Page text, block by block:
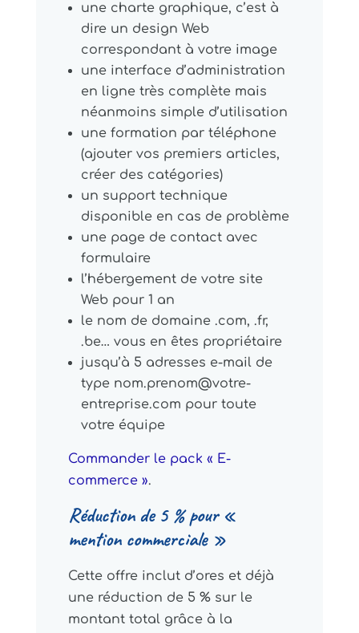
une charte graphique, c’est à
dire un design Web
correspondant à votre image
une interface d’administration
en ligne très complète mais
néanmoins simple d’utilisation
une formation par téléphone
(ajouter vos premiers articles,
créer des catégories)
un support technique
disponible en cas de problème
une page de contact avec
formulaire
l’hébergement de votre site
Web pour 1 an
le nom de domaine .com, .fr,
.be… vous en êtes propriétaire
jusqu’à 5 adresses e-mail de
type nom.prenom@votre-
entreprise.com pour toute
votre équipe
Commander le pack « E-
commerce ».
Réduction de 5 % pour «
mention commerciale »
Cette offre inclut d’ores et déjà
une réduction de 5 % sur le
montant total grâce à la